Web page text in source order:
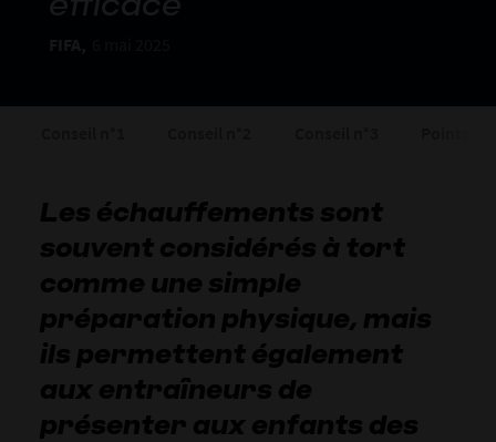
Les échauffements sont
souvent considérés à tort
comme une simple
préparation physique, mais
ils permettent également
aux entraîneurs de
présenter aux enfants des